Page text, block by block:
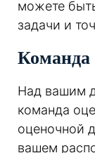
можете
задачи и
Команда
Над вашим
команда
оценочной
вашем